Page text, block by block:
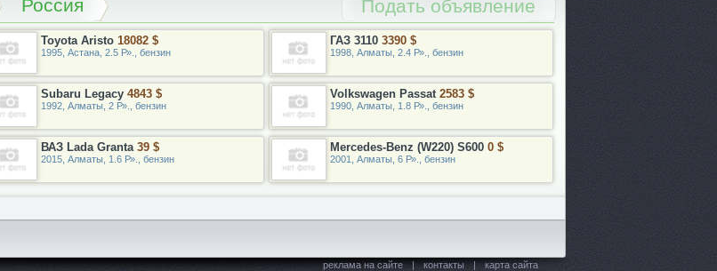
Подать объявление
Россия
Toyota Aristo 18082 $
1995, Астана, 2.5 Р»., бензин
ГАЗ 3110 3390 $
1998, Алматы, 2.4 Р»., бензин
Subaru Legacy 4843 $
1992, Алматы, 2 Р»., бензин
Volkswagen Passat 2583 $
1990, Алматы, 1.8 Р»., бензин
ВАЗ Lada Granta 39 $
2015, Алматы, 1.6 Р»., бензин
Mercedes-Benz (W220) S600 0 $
2001, Алматы, 6 Р»., бензин
реклама на сайте | контакты | карта сайта